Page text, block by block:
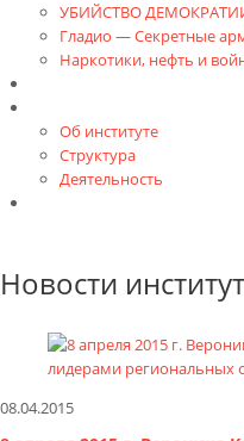
УБИЙСТВО
Гладио — Секретные
Наркотики, нефть и
Об институте
Структура
Деятельность
Новости
08.04.2015